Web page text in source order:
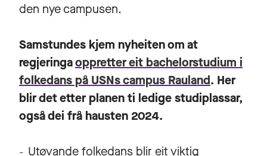
den nye campusen.
Samstundes kjem nyheiten om at
regjeringaoppretter eit bachelorstudium i
folkedans på USNs campus Rauland. Her
blir det etter planen ti ledige studiplassar,
også dei frå hausten 2024.
– Utøvande folkedans blir eit viktig